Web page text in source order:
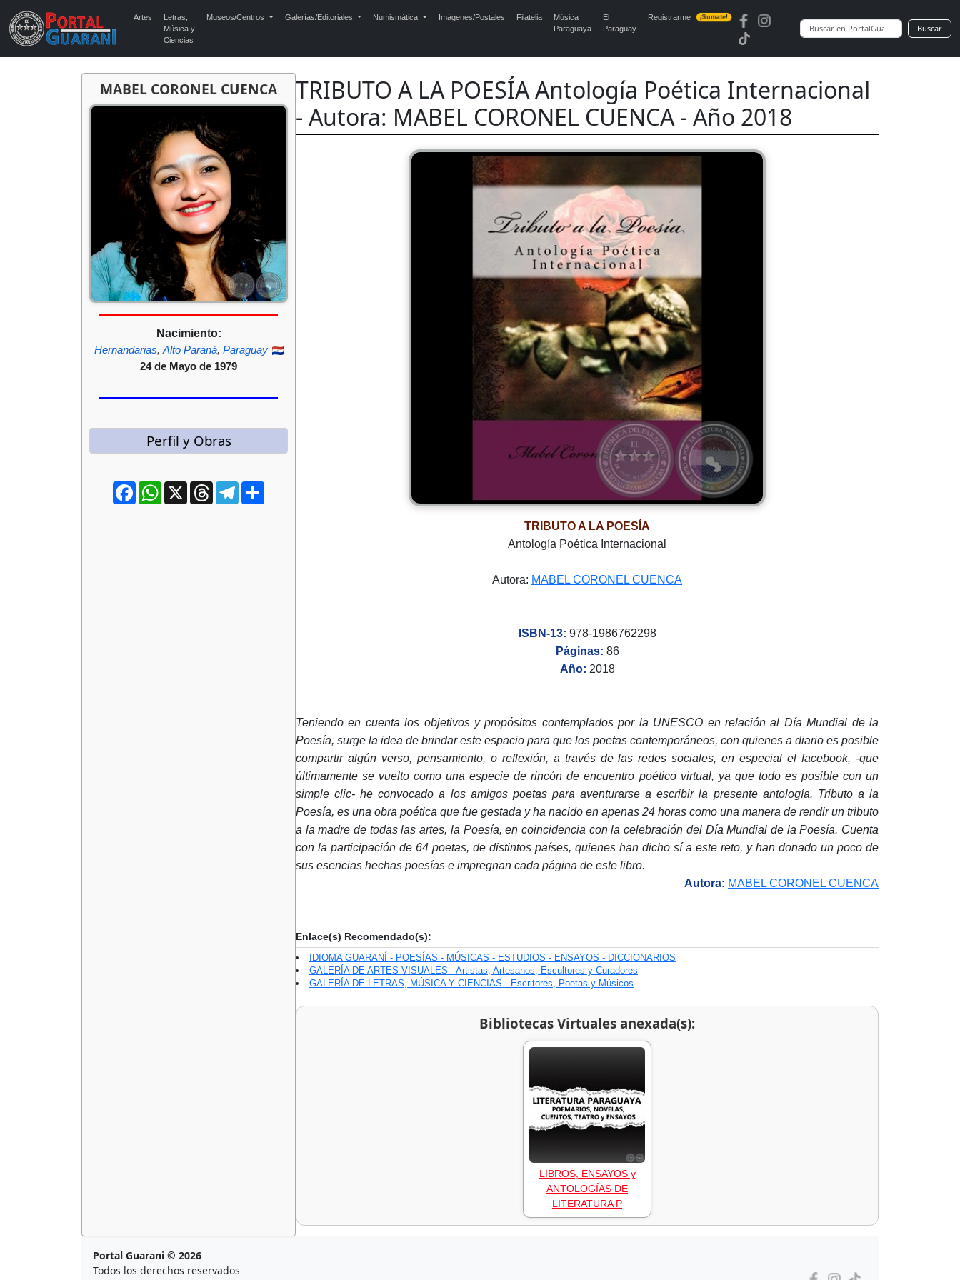
Artes
Letras,
Música y
Ciencias
Museos/Centros Galerías/Editoriales Numismática Imágenes/Postales Filatelia
Música
Paraguaya
El
Paraguay
Registrarme ¡Sumate!
Buscar
MABEL CORONEL CUENCA
Nacimiento:
Hernandarias, Alto Paraná, Paraguay
24 de Mayo de 1979
Perfil y Obras
FacebookWhatsApp
X ThreadsTelegram
TRIBUTO A LA POESÍA Antología Poética Internacional
- Autora: MABEL CORONEL CUENCA - Año 2018
TRIBUTO A LA POESÍA
Antología Poética Internacional
Autora: MABEL CORONEL CUENCA
ISBN-13: 978-1986762298
Páginas: 86
Año: 2018
Teniendo en cuenta los objetivos y propósitos contemplados por la UNESCO en relación al Día Mundial de la
Poesía, surge la idea de brindar este espacio para que los poetas contemporáneos, con quienes a diario es posible
compartir algún verso, pensamiento, o reflexión, a través de las redes sociales, en especial el facebook, -que
últimamente se vuelto como una especie de rincón de encuentro poético virtual, ya que todo es posible con un
simple clic- he convocado a los amigos poetas para aventurarse a escribir la presente antología. Tributo a la
Poesía, es una obra poética que fue gestada y ha nacido en apenas 24 horas como una manera de rendir un tributo
a la madre de todas las artes, la Poesía, en coincidencia con la celebración del Día Mundial de la Poesía. Cuenta
con la participación de 64 poetas, de distintos países, quienes han dicho sí a este reto, y han donado un poco de
sus esencias hechas poesías e impregnan cada página de este libro.
Autora: MABEL CORONEL CUENCA
Enlace(s) Recomendado(s):
IDIOMA GUARANÍ - POESÍAS - MÚSICAS - ESTUDIOS - ENSAYOS - DICCIONARIOS
GALERÍA DE ARTES VISUALES - Artistas, Artesanos, Escultores y Curadores
GALERÍA DE LETRAS, MÚSICA Y CIENCIAS - Escritores, Poetas y Músicos
Bibliotecas Virtuales anexada(s):
LIBROS, ENSAYOS y
ANTOLOGÍAS DE
LITERATURA P
Portal Guarani © 2026
Todos los derechos reservados